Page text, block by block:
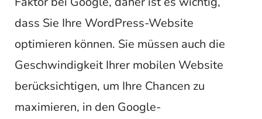
dass Sie Ihre WordPress-Website
optimieren können. Sie müssen auch die
Geschwindigkeit Ihrer mobilen Website
berücksichtigen, um Ihre Chancen zu
maximieren, in den Google-